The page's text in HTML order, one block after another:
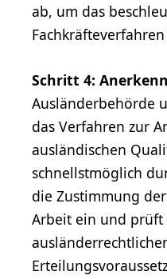
ab, um das
Schritt 4:
Ausländerbehörde
das Verfahren zur
ausländischen
schnellstmöglich
die Zustimmung
Arbeit ein und prüft